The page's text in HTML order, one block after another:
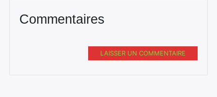
Commentaires
LAISSER UN COMMENTAIRE